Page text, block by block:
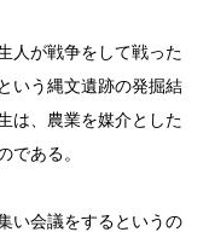
人が戦争をして戦った
いう縄文遺跡の発掘結
は、農業を媒介とした
である。
い会議をするというの